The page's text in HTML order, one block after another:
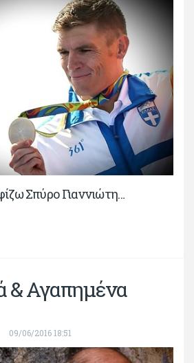
Σπύρο Γιαννιώτη…
& Αγαπημένα
09/06/2016 18:51